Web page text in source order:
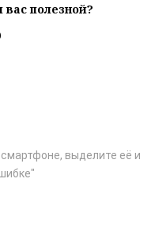
вас полезной?
выделите её и